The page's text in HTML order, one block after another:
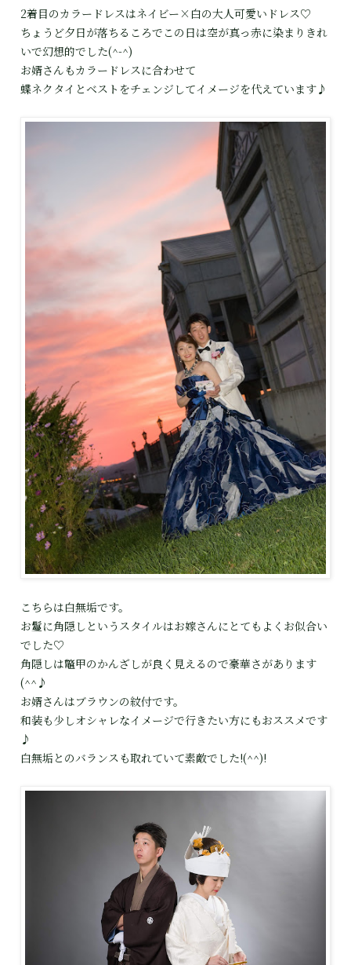
2着目のカラードレスはネイビー×白の大人可愛いドレス♡
ちょうど夕日が落ちるころでこの日は空が真っ赤に染まりきれ
いで幻想的でした(^-^)
お婿さんもカラードレスに合わせて
蝶ネクタイとベストをチェンジしてイメージを代えています♪
こちらは白無垢です。
お鬘に角隠しというスタイルはお嫁さんにとてもよくお似合い
でした♡
角隠しは鼈甲のかんざしが良く見えるので豪華さがあります
(^^♪
お婿さんはブラウンの紋付です。
和装も少しオシャレなイメージで行きたい方にもおススメです
♪
白無垢とのバランスも取れていて素敵でした!(^^)!